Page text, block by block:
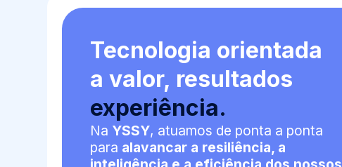
Tecnologia orientada
a valor, resultados
experiência.
Na YSSY, atuamos de ponta a ponta
para alavancar a resiliência, a